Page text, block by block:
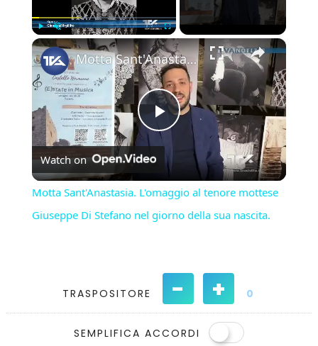
Play Unmute Fullscreen ×
Play
Video
Motta Sant'Anastasia. L'omaggio al tenore mottese Giuseppe Di Stefano nel giorno della sua nascita.
Watch on
Motta Sant'Anastasia. L'omaggio al tenore mottese
Giuseppe Di Stefano nel giorno della sua nascita.
TRASPOSITORE - + 0
SEMPLIFICA ACCORDI